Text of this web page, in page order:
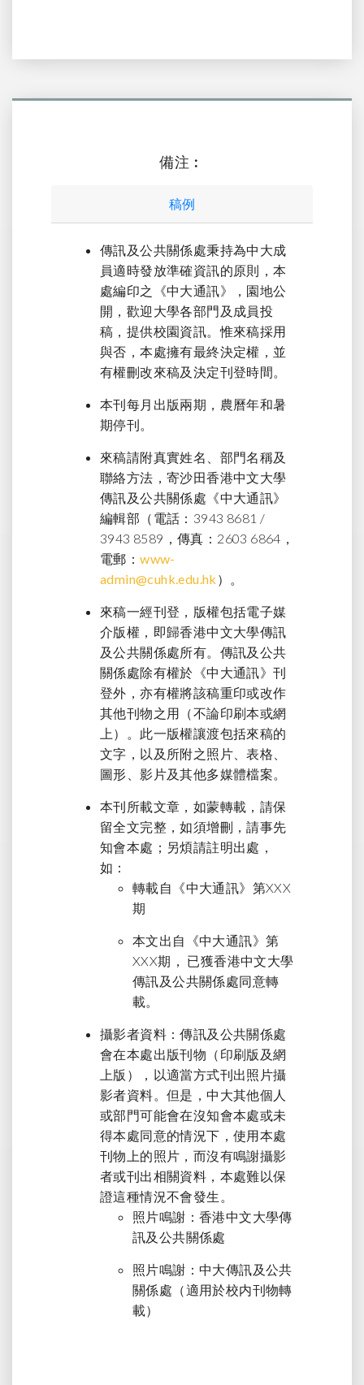
備注︰
稿例
傳訊及公共關係處秉持為中大成
員適時發放準確資訊的原則，本
處編印之《中大通訊》，園地公
開，歡迎大學各部門及成員投
稿，提供校園資訊。惟來稿採用
與否，本處擁有最終決定權，並
有權刪改來稿及決定刊登時間。
本刊每月出版兩期，農曆年和暑
期停刊。
來稿請附真實姓名、部門名稱及
聯絡方法，寄沙田香港中文大學
傳訊及公共關係處《中大通訊》
編輯部（電話：3943 8681 /
3943 8589，傳真：2603 6864，
電郵：www-
admin@cuhk.edu.hk ）。
來稿一經刊登，版權包括電子媒
介版權，即歸香港中文大學傳訊
及公共關係處所有。傳訊及公共
關係處除有權於《中大通訊》刊
登外，亦有權將該稿重印或改作
其他刊物之用（不論印刷本或網
上）。此一版權讓渡包括來稿的
文字，以及所附之照片、表格、
圖形、影片及其他多媒體檔案。
本刊所載文章，如蒙轉載，請保
留全文完整，如須增刪，請事先
知會本處；另煩請註明出處，
如：
轉載自《中大通訊》第XXX
期
本文出自《中大通訊》第
XXX期， 已獲香港中文大學
傳訊及公共關係處同意轉
載。
攝影者資料：傳訊及公共關係處
會在本處出版刊物（印刷版及網
上版），以適當方式刊出照片攝
影者資料。但是，中大其他個人
或部門可能會在沒知會本處或未
得本處同意的情況下，使用本處
刊物上的照片，而沒有鳴謝攝影
者或刊出相關資料，本處難以保
證這種情況不會發生。
照片鳴謝：香港中文大學傳
訊及公共關係處
照片鳴謝：中大傳訊及公共
關係處（適用於校内刊物轉
載）